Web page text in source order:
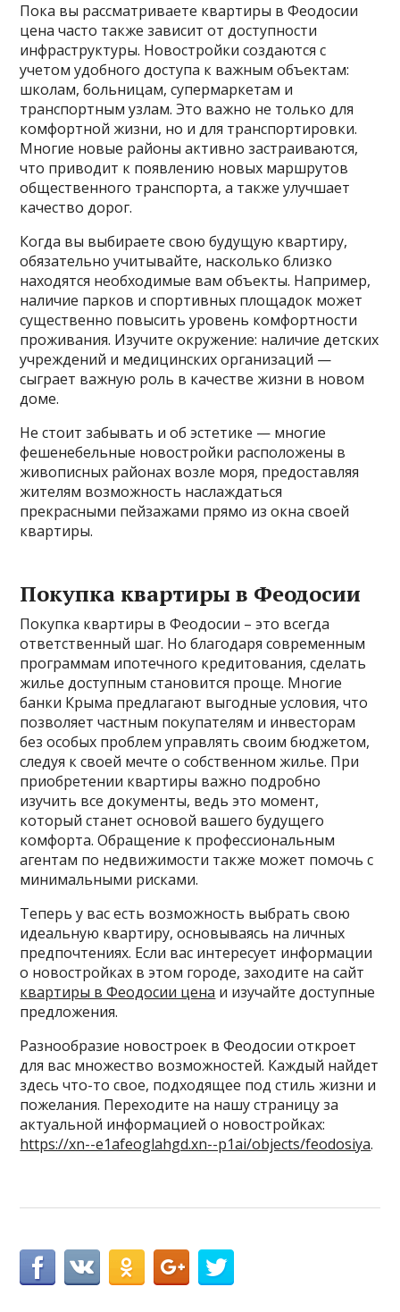
Пока вы рассматриваете квартиры в Феодосии
цена часто также зависит от доступности
инфраструктуры. Новостройки создаются с
учетом удобного доступа к важным объектам:
школам, больницам, супермаркетам и
транспортным узлам. Это важно не только для
комфортной жизни, но и для транспортировки.
Многие новые районы активно застраиваются,
что приводит к появлению новых маршрутов
общественного транспорта, а также улучшает
качество дорог.
Когда вы выбираете свою будущую квартиру,
обязательно учитывайте, насколько близко
находятся необходимые вам объекты. Например,
наличие парков и спортивных площадок может
существенно повысить уровень комфортности
проживания. Изучите окружение: наличие детских
учреждений и медицинских организаций —
сыграет важную роль в качестве жизни в новом
доме.
Не стоит забывать и об эстетике — многие
фешенебельные новостройки расположены в
живописных районах возле моря, предоставляя
жителям возможность наслаждаться
прекрасными пейзажами прямо из окна своей
квартиры.
Покупка квартиры в Феодосии
Покупка квартиры в Феодосии – это всегда
ответственный шаг. Но благодаря современным
программам ипотечного кредитования, сделать
жилье доступным становится проще. Многие
банки Крыма предлагают выгодные условия, что
позволяет частным покупателям и инвесторам
без особых проблем управлять своим бюджетом,
следуя к своей мечте о собственном жилье. При
приобретении квартиры важно подробно
изучить все документы, ведь это момент,
который станет основой вашего будущего
комфорта. Обращение к профессиональным
агентам по недвижимости также может помочь с
минимальными рисками.
Теперь у вас есть возможность выбрать свою
идеальную квартиру, основываясь на личных
предпочтениях. Если вас интересует информации
о новостройках в этом городе, заходите на сайт
квартиры в Феодосии цена и изучайте доступные
предложения.
Разнообразие новостроек в Феодосии откроет
для вас множество возможностей. Каждый найдет
здесь что-то свое, подходящее под стиль жизни и
пожелания. Переходите на нашу страницу за
актуальной информацией о новостройках:
https://xn--e1afeoglahgd.xn--p1ai/objects/feodosiya.